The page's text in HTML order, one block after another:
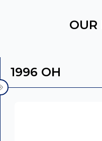
OUR
1996 ОН